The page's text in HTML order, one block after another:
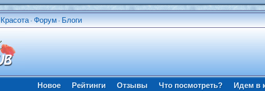
Красота •Форум • Блоги
Новое Рейтинги Отзывы Что посмотреть? Идем в